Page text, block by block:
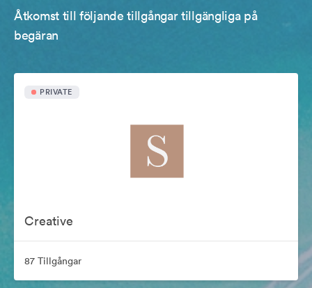
Åtkomst till följande tillgångar tillgängliga på
begäran
PRIVATE
Creative
87 Tillgångar